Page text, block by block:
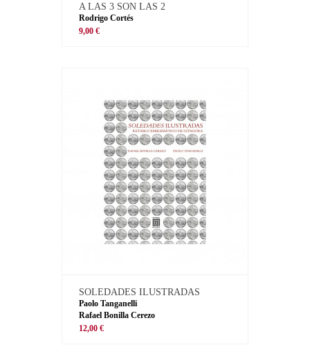
A LAS 3 SON LAS 2
Rodrigo Cortés
9,00 €
SOLEDADES ILUSTRADAS
Paolo Tanganelli
Rafael Bonilla Cerezo
12,00 €